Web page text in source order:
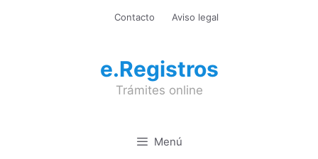
Contacto Aviso legal
e.Registros
Trámites online
Menú